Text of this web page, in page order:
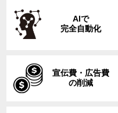
AIで
完全自動化
宣伝費・広告費
の削減